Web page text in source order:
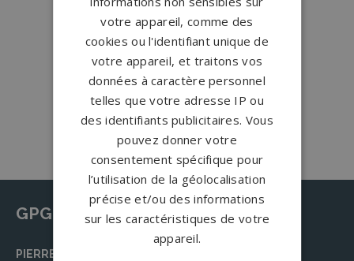
Nos partenaires
Large choix de granits et de
coloris
Nos granits
GPG Granit
PIERRE TOMBALE
votre appareil, comme des
cookies ou l'identifiant unique de
votre appareil, et traitons vos
données à caractère personnel
telles que votre adresse IP ou
des identifiants publicitaires. Vous
pouvez donner votre
consentement spécifique pour
l’utilisation de la géolocalisation
précise et/ou des informations
sur les caractéristiques de votre
appareil.